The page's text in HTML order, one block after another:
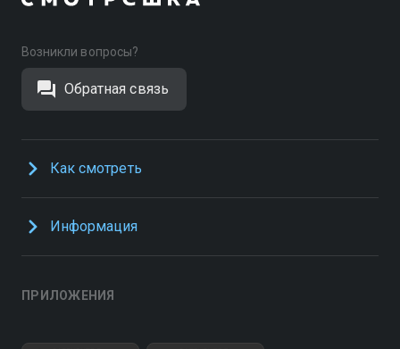
Возникли вопросы?
Обратная связь
Как смотреть
Информация
ПРИЛОЖЕНИЯ